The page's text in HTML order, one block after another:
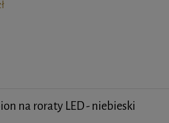
na roraty LED - niebieski